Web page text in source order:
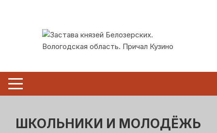
содержимому
ШКОЛЬНИКИ И МОЛОДЁЖЬ